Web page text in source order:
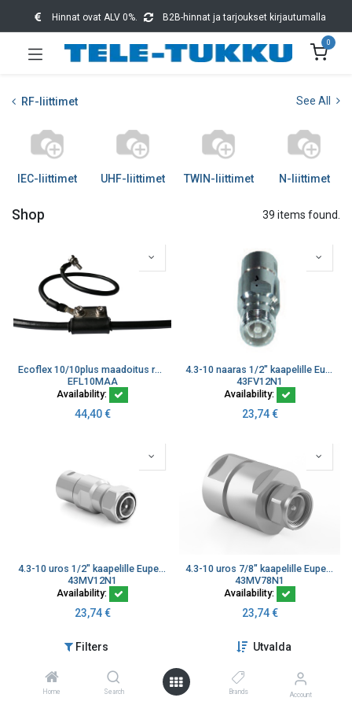
Filters Utvalda
Home Search Brands Account
Hinnat ovat ALV 0%. B2B-hinnat ja tarjoukset kirjautumalla
0
RF-liittimet See All
IEC-liittimet UHF-liittimet TWIN-liittimet N-liittimet
Shop 39 items found.
Ecoflex 10/10plus maadoitus rengas 10mm kaapelille
EFL10MAA
Availability:
44,40€
4.3-10 naaras 1/2" kaapelille Eupen EC4, kasattava
43FV12N1
Availability:
23,74€
4.3-10 uros 1/2" kaapelille Eupen EC4, kasattava
43MV12N1
Availability:
23,74€
4.3-10 uros 7/8" kaapelille Eupen EC5, kasattava
43MV78N1
Availability:
23,74€